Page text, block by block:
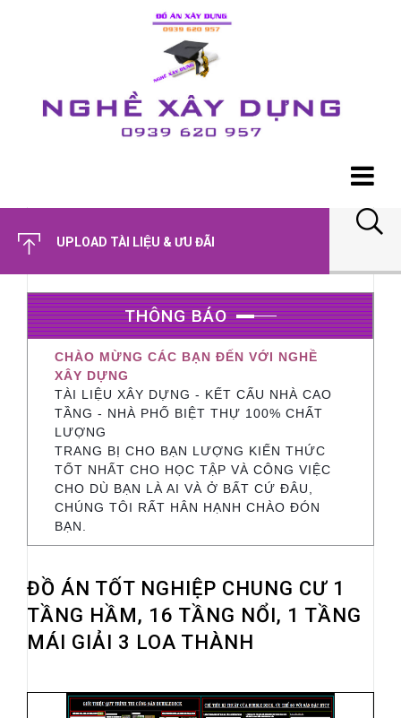
UPLOAD TÀI LIỆU & ƯU ĐÃI
THÔNG BÁO
CHÀO MỪNG CÁC BẠN ĐẾN VỚI NGHỀ
XÂY DỰNG
TÀI LIỆU XÂY DỰNG - KẾT CẤU NHÀ CAO
TẦNG - NHÀ PHỐ BIỆT THỰ 100% CHẤT
LƯỢNG
TRANG BỊ CHO BẠN LƯỢNG KIẾN THỨC
TỐT NHẤT CHO HỌC TẬP VÀ CÔNG VIỆC
CHO DÙ BẠN LÀ AI VÀ Ở BẤT CỨ ĐÂU,
CHÚNG TÔI RẤT HÂN HẠNH CHÀO ĐÓN
BẠN.
ĐỒ ÁN TỐT NGHIỆP CHUNG CƯ 1
TẦNG HẦM, 16 TẦNG NỔI, 1 TẦNG
MÁI GIẢI 3 LOA THÀNH